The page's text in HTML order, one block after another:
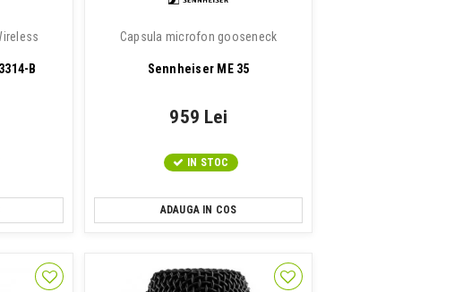
B
Capsula microfon gooseneck
Sennheiser ME 35
959 Lei
IN STOC
ADAUGA IN COS